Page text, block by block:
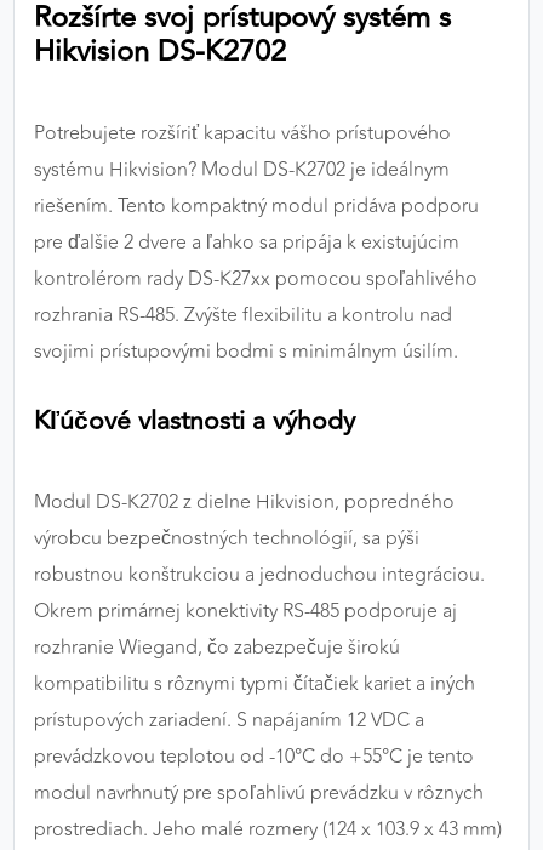
Rozšírte svoj prístupový systém s
Hikvision DS-K2702
Potrebujete rozšíriť kapacitu vášho prístupového
systému Hikvision? Modul DS-K2702 je ideálnym
riešením. Tento kompaktný modul pridáva podporu
pre ďalšie 2 dvere a ľahko sa pripája k existujúcim
kontrolérom rady DS-K27xx pomocou spoľahlivého
rozhrania RS-485. Zvýšte flexibilitu a kontrolu nad
svojimi prístupovými bodmi s minimálnym úsilím.
Kľúčové vlastnosti a výhody
Modul DS-K2702 z dielne Hikvision, popredného
výrobcu bezpečnostných technológií, sa pýši
robustnou konštrukciou a jednoduchou integráciou.
Okrem primárnej konektivity RS-485 podporuje aj
rozhranie Wiegand, čo zabezpečuje širokú
kompatibilitu s rôznymi typmi čítačiek kariet a iných
prístupových zariadení. S napájaním 12 VDC a
prevádzkovou teplotou od -10°C do +55°C je tento
modul navrhnutý pre spoľahlivú prevádzku v rôznych
prostrediach. Jeho malé rozmery (124 x 103.9 x 43 mm)
výkon a funkčnosť našich stránok.
Poskytovateľ: Google
MARKETINGOVÉ COOKIES
správania používateľov naprieč webovými
stránkami. Umožňujú nám a našim partnerom
zobrazovať cielenú a relevantnú reklamu, a to na